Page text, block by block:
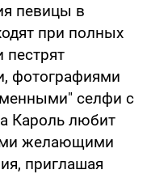
певицы в
при полных
пестрят
фотографиями
селфи с
Кароль любит
желающими
приглашая